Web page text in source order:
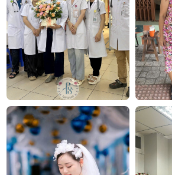
Hoa chia buồn Niệm khúc
Công ty TNHH Hoa Tươi
hoa tươi TP.HCM
FlowerSight làshop hoachuyên
HCMvà toàn quốc với dịch vụ giao
hẹn. Mỗi sản phẩm là một tác
được thiết kế bởi đội ngũ chuyên